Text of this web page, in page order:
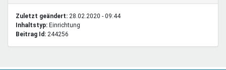
Zuletzt geändert: 28.02.2020 - 09:44
Inhaltstyp:
einrichtung
Beitrag Id: 244256